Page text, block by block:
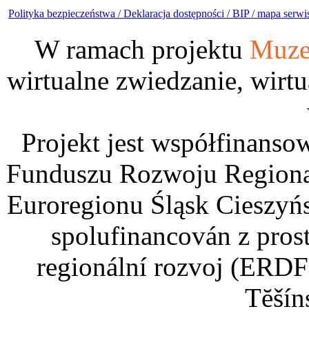
Polityka bezpieczeństwa /Deklaracja dostępności /BIP /mapa
W ramach projektu
wirtualne zwiedzanie,
Projekt jest
Funduszu Rozwoju
Euroregionu Śląsk
spolufinancován z
regionální rozvoj